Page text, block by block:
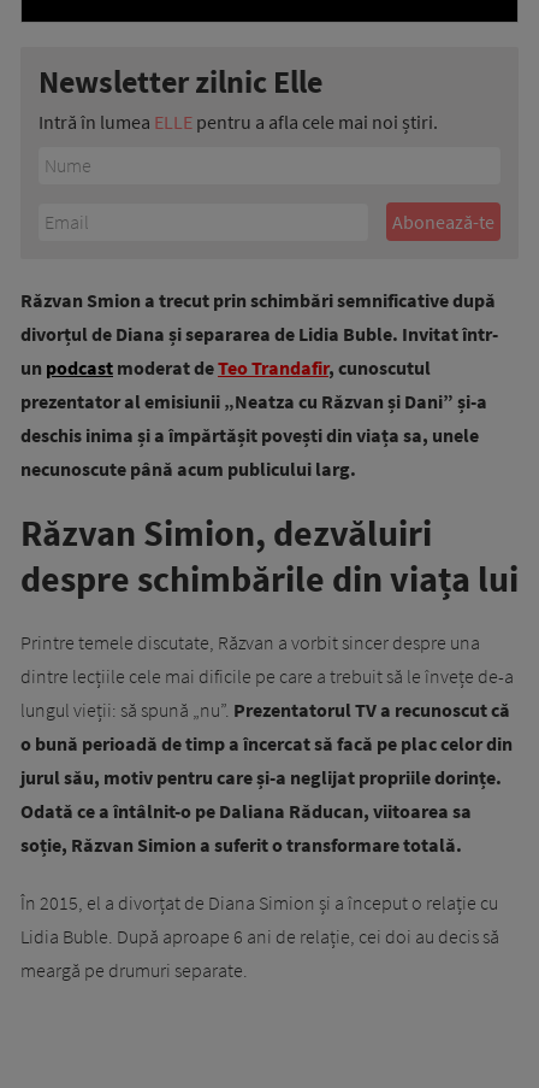
Newsletter zilnic Elle
Intră în lumea ELLE pentru a afla cele mai noi știri.
Răzvan Smion a trecut prin schimbări semnificative după
divorțul de Diana și separarea de Lidia Buble. Invitat într-
un podcast moderat deTeo Trandafir, cunoscutul
prezentator al emisiunii „Neatza cu Răzvan și Dani” și-a
deschis inima și a împărtășit povești din viața sa, unele
necunoscute până acum publicului larg.
Răzvan Simion, dezvăluiri
despre schimbările din viața lui
Printre temele discutate, Răzvan a vorbit sincer despre una
dintre lecțiile cele mai dificile pe care a trebuit să le învețe de-a
lungul vieții: să spună „nu”. Prezentatorul TV a recunoscut că
o bună perioadă de timp a încercat să facă pe plac celor din
jurul său, motiv pentru care și-a neglijat propriile dorințe.
Odată ce a întâlnit-o pe Daliana Răducan, viitoarea sa
soție, Răzvan Simion a suferit o transformare totală.
În 2015, el a divorțat de Diana Simion și a început o relație cu
Lidia Buble. După aproape 6 ani de relație, cei doi au decis să
meargă pe drumuri separate.